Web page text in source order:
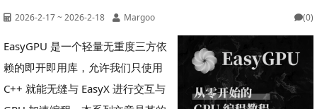
2026-2-17 ~ 2026-2-18 Margoo (0)
EasyGPU 是一个轻量无重度三方依
赖的即开即用库，允许我们只使用
C++ 就能无缝与 EasyX 进行交互与